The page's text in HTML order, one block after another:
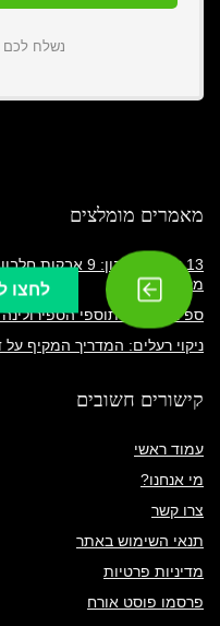
לחצו
נשלח לכם
מאמרים מומלצים
13 אבקת חלבון:
מקיף
ספירולינה: 4 תוספי הספירולינה הכי טובים בעולם לשנת 2023
ניקוי רעלים: המדריך המקיף על
קישורים חשובים
עמוד ראשי
מי אנחנו?
צרו קשר
תנאי השימוש באתר
מדיניות פרטיות
פרסמו פוסט אורח